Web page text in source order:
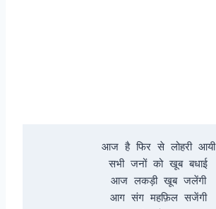
आज है फिर से लोहरी आयी
सभी जनों को खूब बधाई
आज लकड़ी खूब जलेंगी
आग संग महफ़िल सजेंगी